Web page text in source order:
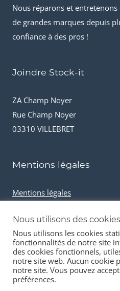
Nous réparons et
de grandes marques depuis
confiance à des pros !
Joindre Stock-it
ZA Champ Noyer
Rue Champ Noyer
03310 VILLEBRET
Mentions légales
Mentions légales
Cookies et données
Nous utilisons des cookies
Nous utilisons les cookies
fonctionnalités de notre site
des cookies fonctionnels,
notre site web. Aucun cookie
notre site. Vous pouvez
préférences.